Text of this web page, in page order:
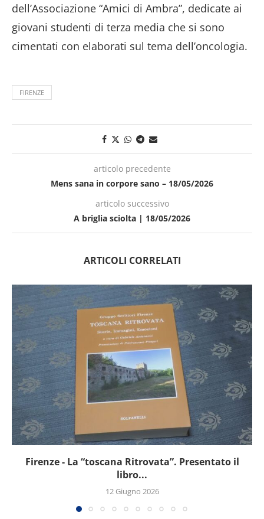
dell’Associazione “Amici di Ambra”, dedicate ai
giovani studenti di terza media che si sono
cimentati con elaborati sul tema dell’oncologia.
FIRENZE
articolo precedente
Mens sana in corpore sano – 18/05/2026
articolo successivo
A briglia sciolta | 18/05/2026
ARTICOLI CORRELATI
Firenze - La “toscana Ritrovata”. Presentato il
libro...
12 Giugno 2026